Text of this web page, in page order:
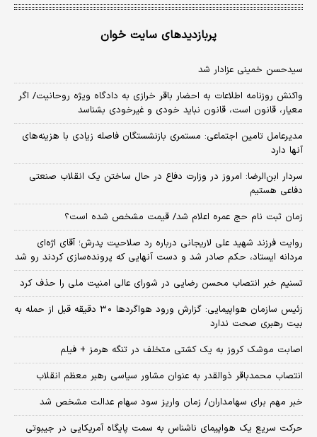
پربازدیدهای سایت خوان
سیدحسن خمینی عزادار شد
واکنش روزنامه اطلاعات به احضار باقر خرازی به دادگاه ویژه روحانیت/ اگر
معیار، قانون است، قانون نباید خودی و غیرخودی بشناسد
مدیرعامل تامین اجتماعی: مستمری بازنشستگان فاصله زیادی با هزینه‌های
آنها دارد
سردار ابن‌الرضا: امروز در وزارت دفاع در حال ساختن یک انقلاب صنعتی
دفاعی هستیم
زمان ثبت‌ نام حج عمره اعلام شد/ قیمت مشخص شده است؟
روایت فرزند شهید علی لاریجانی درباره رد صلاحیت پدرش؛ آقای اژه‌ای
مردانه ایستاد، حکم صادر شد و دست آنهایی که پرونده‌سازی کردند رو شد
تسنیم خبر انتصاب محسن رضایی در شورای عالی امنیت ملی را حذف کرد
زئیس سازمان هواپیمایی: گزارش ورود هواگردها ٣٠ دقیقه قبل از حمله به
بیت رهبری صحت ندارد
اصابت موشک کروز به یک کشتی متخلف در تنگه هرمز + فیلم
انتصاب محمدباقر ذوالقدر به عنوان مشاور سیاسی رهبر معظم انقلاب
خبر مهم برای سهامداران/ زمان واریز سود سهام عدالت مشخص شد
حرکت سریع یک هواپیمای ناشناس به سمت پایگاه آمریکایی در جیبوتی